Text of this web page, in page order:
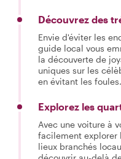
Découvrez des
Envie d'éviter les
guide local vous
la découverte de
uniques sur les
en évitant les foules.
Explorez les
Avec une voiture à
facilement explorer
lieux branchés